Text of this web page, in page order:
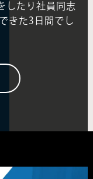
したり社員同志
きた3日間でし